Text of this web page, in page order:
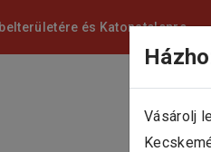
Vásárolj
és Katonatelepre